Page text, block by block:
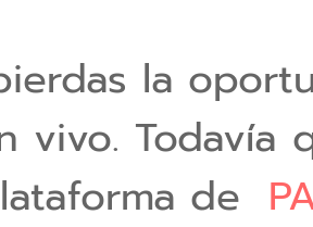
la
vivo. Todavía
de